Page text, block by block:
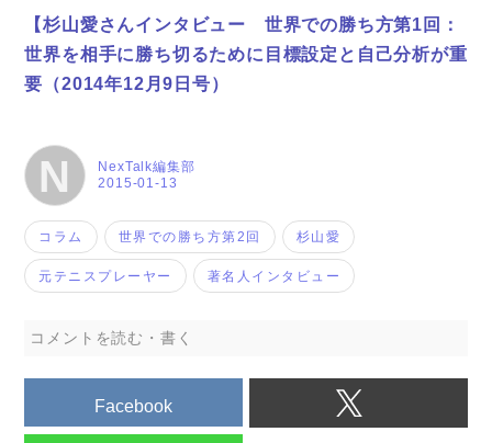
【杉山愛さんインタビュー 世界での勝ち方第1回：
世界を相手に勝ち切るために目標設定と自己分析が重
要（2014年12月9日号）
N 2015-01-13
NexTalk編集部
コラム 世界での勝ち方第2回 杉山愛
元テニスプレーヤー 著名人インタビュー
コメントを読む・書く
Facebook